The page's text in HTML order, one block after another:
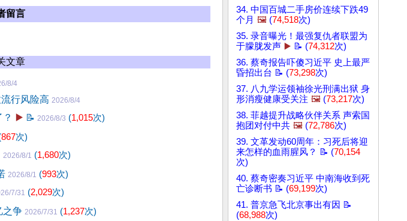
留言
文章
8/4
行风险高 2026/8/4
▶️ 📝 2026/8/3 (1,015次)
867次)
2026/8/1 (1,680次)
2026/8/1 (993次)
7/31 (2,029次)
之争 2026/7/31 (1,237次)
34. 中国百城二手房价连续下跌49
个月 🖼️ (74,518次)
35. 录音曝光！最强复仇者联盟为
于朦胧发声 ▶️ 📝 (74,312次)
36. 蔡奇报告吓傻习近平 史上最严
昏招出台 📝 (73,298次)
37. 八九学运领袖徐光刑满出狱 身
形消瘦健康受关注 🖼️ (73,217次)
38. 菲越提升战略伙伴关系 声索国
抱团对付中共 🖼️ (72,786次)
39. 文革发动60周年：习死后将迎
来怎样的血雨腥风？ 📝 (70,154
次)
40. 蔡奇密奏习近平 中南海收到死
亡诊断书 📝 (69,199次)
41. 普京急飞北京事出有因 📝
(68,988次)